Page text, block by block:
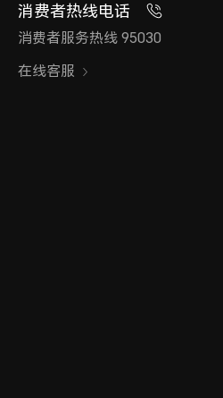
消费者热线电话
消费者服务热线 95030
在线客服